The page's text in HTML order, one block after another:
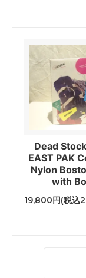
Dead
EAST PAK
Nylon
with
19,800円(税込